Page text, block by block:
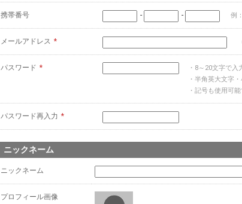
携帯番号 - - 例
メールアドレス *
パスワード *
・8～20文字で入
・半角英大文字
・記号も使用可能
パスワード再入力 *
ニックネーム
ニックネーム
プロフィール画像